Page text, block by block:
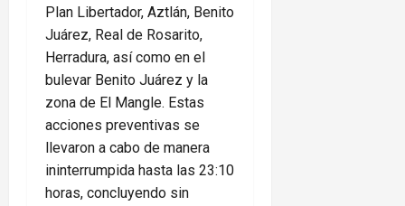
Plan Libertador, Aztlán, Benito
Juárez, Real de Rosarito,
Herradura, así como en el
bulevar Benito Juárez y la
zona de El Mangle. Estas
acciones preventivas se
llevaron a cabo de manera
ininterrumpida hasta las 23:10
horas, concluyendo sin